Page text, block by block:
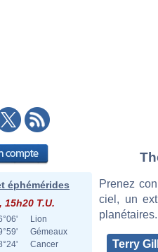
éphémérides
15h20 T.U.
Lion
Gémeaux
Cancer
Prenez
ciel, un
planétaires.
Terry